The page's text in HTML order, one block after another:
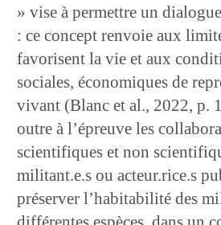
» vise à permettre un
: ce concept renvoie aux
favorisent la vie et aux
sociales, économiques de
vivant (Blanc et al., 2022, p.
outre à l’épreuve les
scientifiques et non
militant.e.s ou acteur.rice.s
préserver l’habitabilité des